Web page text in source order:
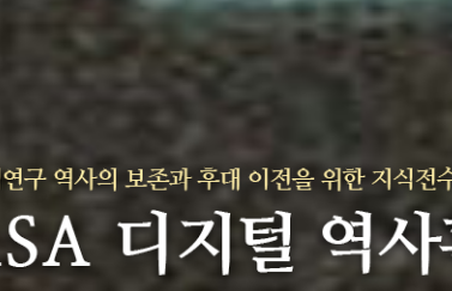
간행물 변천사
영상 기록물